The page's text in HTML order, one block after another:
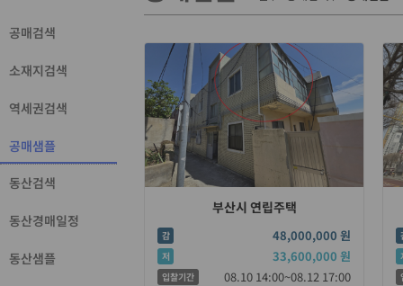
공매검색
소재지검색
역세권검색
공매샘플
동산검색
동산경매일정
동산샘플
부산시 연립주택
감 48,000,000 원
저 33,600,000 원
입찰기간 08.10 14:00~08.12 17:00